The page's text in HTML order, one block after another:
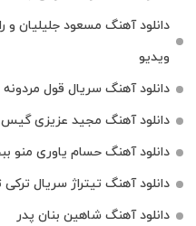
ویدیو
دانلود آهنگ سریال قول مردونه
دانلود آهنگ مجید عزیزی گیس
دانلود آهنگ حسام یاوری منو
دانلود آهنگ تیتراژ سریال
دانلود آهنگ شاهین بنان پدر